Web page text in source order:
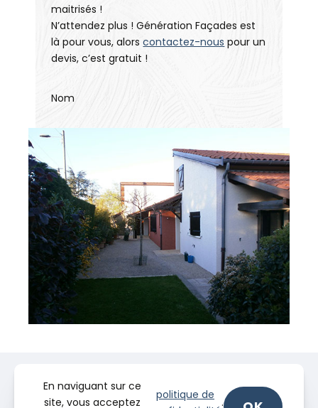
En naviguant sur ce
site, vous acceptez
politique de
.
maitrisés !
N’attendez plus ! Génération Façades est
là pour vous, alorscontactez-nous pour un
devis, c’est gratuit !
Nom